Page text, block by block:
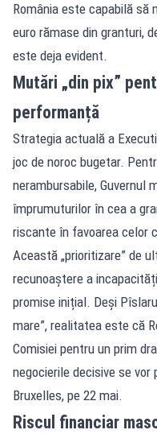
România este capabilă să
euro rămase din granturi,
este deja evident.
Mutări „din pix”
performanță
Strategia actuală a
joc de noroc bugetar.
nerambursabile, Guvernul
împrumuturilor în cea a
riscante în favoarea celor
Această „prioritizare” de
recunoaștere a
promise inițial. Deși
mare”, realitatea este că
Comisiei pentru un prim
negocierile decisive se
Bruxelles, pe 22 mai.
Riscul financiar